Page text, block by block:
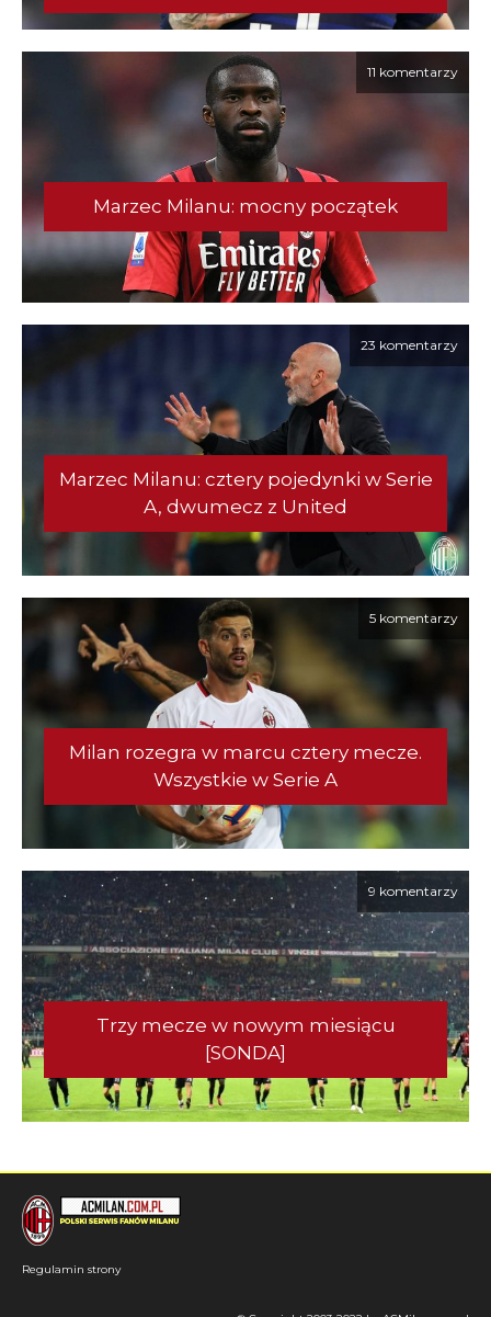
11 komentarzy
Marzec Milanu: mocny początek
23 komentarzy
Marzec Milanu: cztery pojedynki w Serie
A, dwumecz z United
5 komentarzy
Milan rozegra w marcu cztery mecze.
Wszystkie w Serie A
9 komentarzy
Trzy mecze w nowym miesiącu
[SONDA]
Regulamin strony